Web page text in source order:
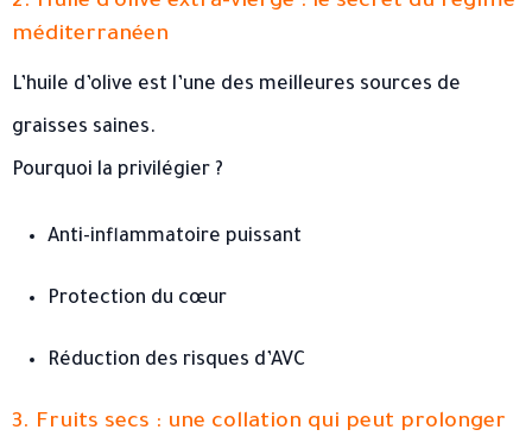
méditerranéen
L’huile d’olive est l’une des meilleures sources de
graisses saines.
Pourquoi la privilégier ?
Anti-inflammatoire puissant
Protection du cœur
Réduction des risques d’AVC
3. Fruits secs : une collation qui peut prolonger